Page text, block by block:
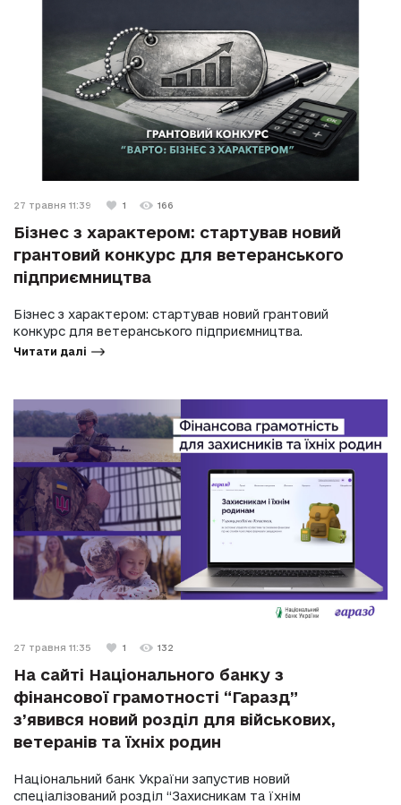
27 травня 11:39 1 166
Бізнес з характером: стартував новий
грантовий конкурс для ветеранського
підприємництва
Бізнес з характером: стартував новий грантовий
конкурс для ветеранського підприємництва.
Читати далі
27 травня 11:35 1 132
На сайті Національного банку з
фінансової грамотності “Гаразд”
з’явився новий розділ для військових,
ветеранів та їхніх родин
Національний банк України запустив новий
спеціалізований розділ “Захисникам та їхнім